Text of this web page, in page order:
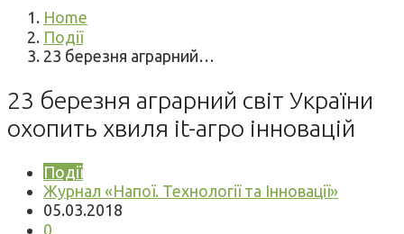
Home
Події
23 березня аграрний…
23 березня аграрний світ України
охопить хвиля it-агро інновацій
Події
Журнал «Напої. Технології та Інновації»
05.03.2018
0